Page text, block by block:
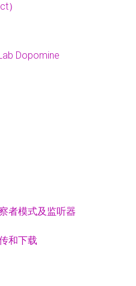
）
Dopomine
者模式及监听器
和下载